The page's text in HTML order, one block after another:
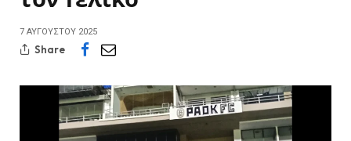
7 ΑΥΓΟΎΣΤΟΥ 2025
Share